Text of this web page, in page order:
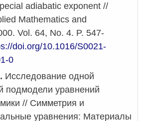
adiabatic exponent //
Mathematics and
Vol. 64, No. 4. P. 547-
doi.org/10.1016/S0021-
0
Исследование одной
подмодели уравнений
// Симметрия и
уравнения: Материалы